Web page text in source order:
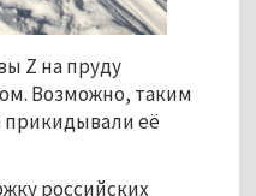
Z на пруду
Возможно, таким
её
российских